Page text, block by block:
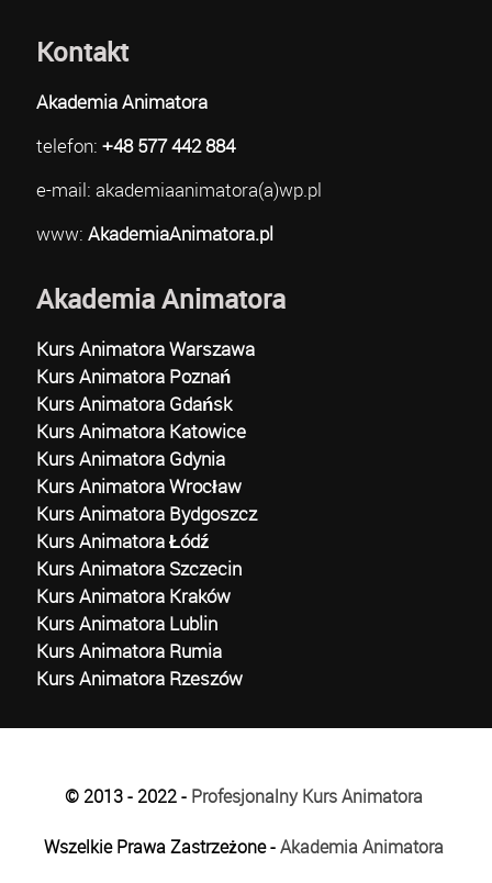
Kontakt
Akademia Animatora
telefon: +48 577 442 884
e-mail: akademiaanimatora(a)wp.pl
www: AkademiaAnimatora.pl
Akademia Animatora
Kurs Animatora Warszawa
Kurs Animatora Poznań
Kurs Animatora Gdańsk
Kurs Animatora Katowice
Kurs Animatora Gdynia
Kurs Animatora Wrocław
Kurs Animatora Bydgoszcz
Kurs Animatora Łódź
Kurs Animatora Szczecin
Kurs Animatora Kraków
Kurs Animatora Lublin
Kurs Animatora Rumia
Kurs Animatora Rzeszów
© 2013 - 2022 - Profesjonalny Kurs Animatora
Wszelkie Prawa Zastrzeżone -Akademia Animatora